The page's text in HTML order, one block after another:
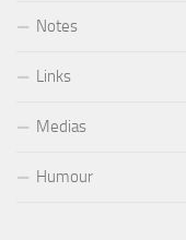
Notes
Links
Medias
Humour